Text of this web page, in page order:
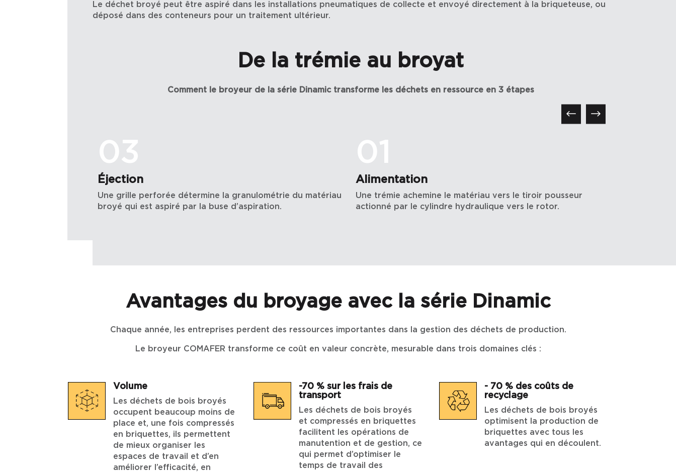
Le déchet broyé peut être aspiré dans les installations pneumatiques de collecte et envoyé directement à la briqueteuse, ou
déposé dans des conteneurs pour un traitement ultérieur.
De la trémie au broyat
Comment le broyeur de la série Dinamic transforme les déchets en ressource en 3 étapes
03
Éjection
Une grille perforée détermine la granulométrie du matériau
broyé qui est aspiré par la buse d’aspiration.
01
Alimentation
Une trémie achemine le matériau vers le tiroir pousseur
actionné par le cylindre hydraulique vers le rotor.
Avantages du broyage avec la série Dinamic
Chaque année, les entreprises perdent des ressources importantes dans la gestion des déchets de production.
Le broyeur COMAFER transforme ce coût en valeur concrète, mesurable dans trois domaines clés :
Volume
Les déchets de bois broyés
occupent beaucoup moins de
place et, une fois compressés
en briquettes, ils permettent
de mieux organiser les
espaces de travail et d’en
améliorer l’efficacité, en
-70 % sur les frais de
transport
Les déchets de bois broyés
et compressés en briquettes
facilitent les opérations de
manutention et de gestion, ce
qui permet d’optimiser le
temps de travail des
- 70 % des coûts de
recyclage
Les déchets de bois broyés
optimisent la production de
briquettes avec tous les
avantages qui en découlent.